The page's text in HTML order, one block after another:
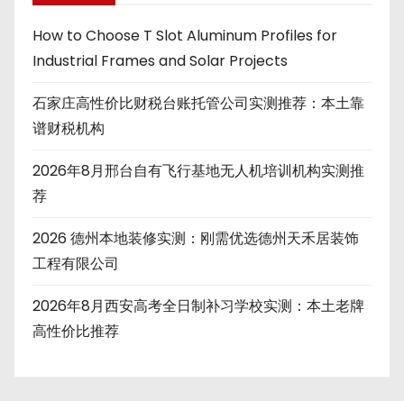
How to Choose T Slot Aluminum Profiles for
Industrial Frames and Solar Projects
石家庄高性价比财税台账托管公司实测推荐：本土靠
谱财税机构
2026年8月邢台自有飞行基地无人机培训机构实测推
荐
2026 德州本地装修实测：刚需优选德州天禾居装饰
工程有限公司
2026年8月西安高考全日制补习学校实测：本土老牌
高性价比推荐